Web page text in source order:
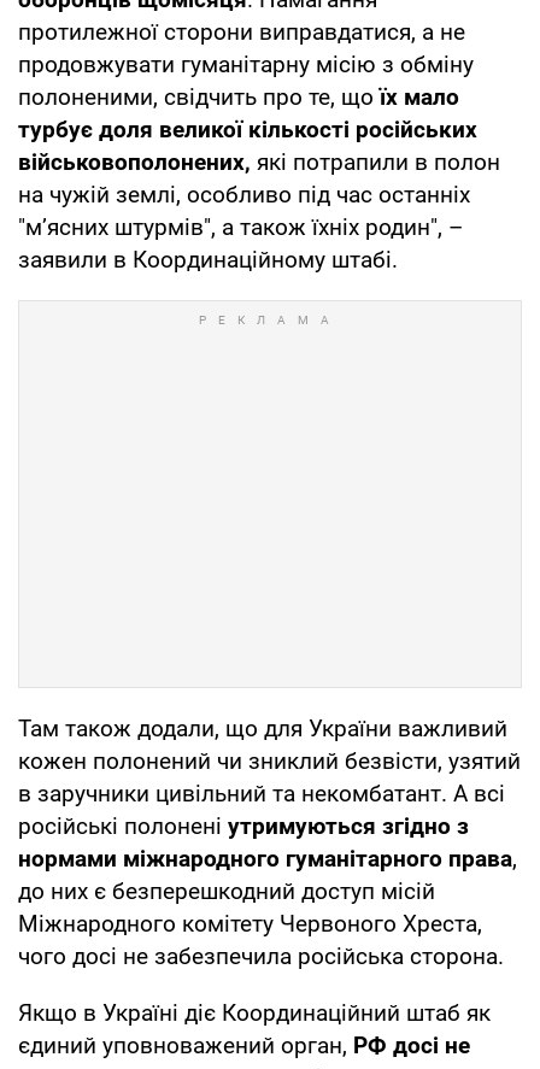
протилежної сторони виправдатися, а не
продовжувати гуманітарну місію з обміну
полоненими, свідчить про те, щоїх мало
турбує доля великої кількості російських
військовополонених, які потрапили в полон
на чужій землі, особливо під час останніх
"мʼясних штурмів", а також їхніх родин", –
заявили в Координаційному штабі.
Там також додали, що для України важливий
кожен полонений чи зниклий безвісти, узятий
в заручники цивільний та некомбатант. А всі
російські полонені утримуються згідно з
нормами міжнародного гуманітарного права,
до них є безперешкодний доступ місій
Міжнародного комітету Червоного Хреста,
чого досі не забезпечила російська сторона.
Якщо в Україні діє Координаційний штаб як
єдиний уповноважений орган, РФ досі не